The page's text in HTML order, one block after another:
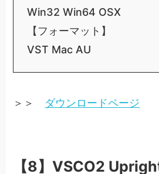
Win32 Win64 OSX
【フォーマット】
VST Mac AU
＞＞ ダウンロードページ
【8】VSCO2